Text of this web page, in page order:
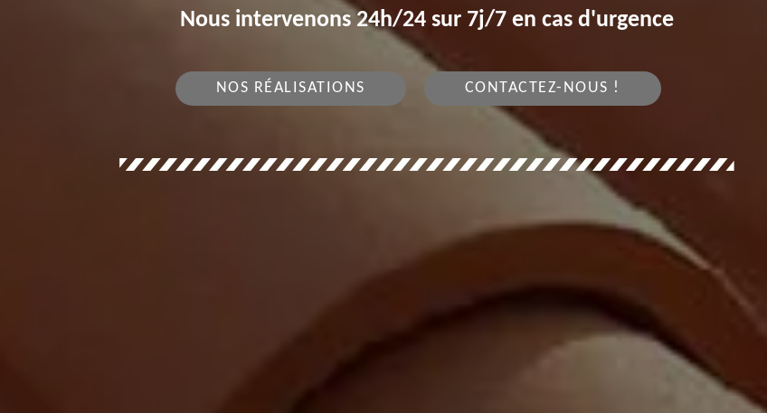
Nous intervenons 24h/24 sur 7j/7 en cas d'urgence
NOS RÉALISATIONS CONTACTEZ-NOUS !